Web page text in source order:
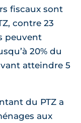
fiscaux sont
contre 23
peuvent
20% du
atteindre 5
du PTZ a
aux